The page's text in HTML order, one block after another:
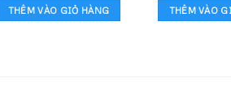
THÊM VÀO GIỎ HÀNG THÊM VÀO